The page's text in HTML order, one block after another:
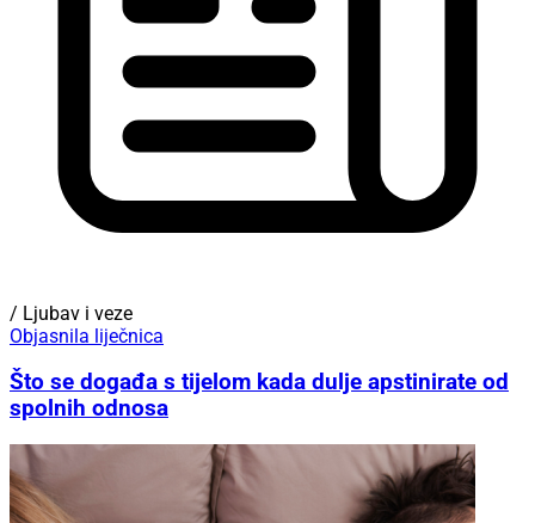
/ Ljubav i veze
Objasnila liječnica
Što se događa s tijelom kada dulje apstinirate od
spolnih odnosa